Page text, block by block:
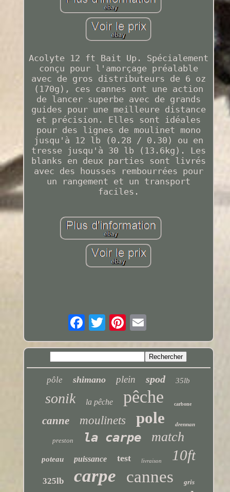
Acolyte 12 ft Bait Up. Spécialement
conçu pour l'amorçage préalable
avec de gros distributeurs de 6 oz
(170g), ces cannes ont une action
de lancer superbe avec de grands
guides pour une meilleure distance
et précision. Elles sont idéales
pour des lignes de moulinet mono
jusqu'à 12 lb (0.28 / 0.30) ou en
tresse jusqu'à 30 lb (13.6kg). Les
blanks en deux parties sont livrés
avec des housses rembourrées pour
un rangement et un transport
faciles.
pôle shimano plein spod 35lb
sonik la pêche pêche carbone
canne moulinets pole drennan
preston la carpe match
poteau puissance test livraison 10ft
325lb carpe cannes gris